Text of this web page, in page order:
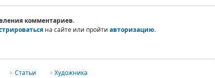
комментариев.
на сайте или пройтиавторизацию.
Статьи Художника